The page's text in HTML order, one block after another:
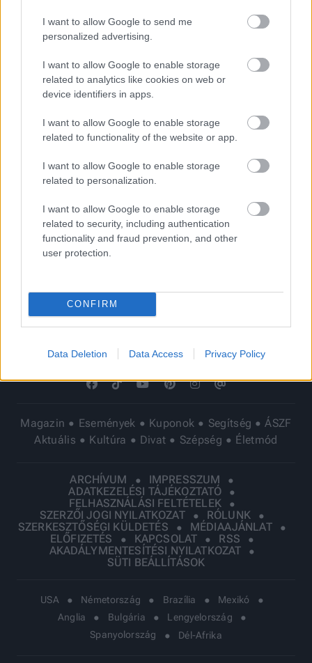
I want to allow Google to send me
personalized advertising.
I want to allow Google to enable storage
related to analytics like cookies on web or
device identifiers in apps.
I want to allow Google to enable storage
related to functionality of the website or app.
I want to allow Google to enable storage
related to personalization.
I want to allow Google to enable storage
related to security, including authentication
functionality and fraud prevention, and other
user protection.
CONFIRM
Data Deletion Data Access Privacy Policy
ÉLETMÓD
Ezt az illatot keresd, ha szeretnéd
Amikor a test mondja ki a nemet: ezek a
kiégés szélére kerültél
ÉLETMÓD
Általános műveltségi kvíz: 8 név, amire
azonnal rá kell vágnod a választ, ha jártál
iskolába
ÉLETMÓD
Ezért nem ajánlott idő előtt ültetni vagy
járatni a babát a szakértő szerint
Magazin Események Kuponok Segítség
ÁSZF
Aktuális
Kultúra Divat Szépség Életmód
ARCHÍVUM
IMPRESSZUM
ADATKEZELÉSI TÁJÉKOZTATÓ
FELHASZNÁLÁSI FELTÉTELEK
SZERZŐI JOGI NYILATKOZAT
RÓLUNK
SZERKESZTŐSÉGI KÜLDETÉS
MÉDIAAJÁNLAT
ELŐFIZETÉS
KAPCSOLAT
RSS
AKADÁLYMENTESÍTÉSI NYILATKOZAT
SÜTI BEÁLLÍTÁSOK
USA Németország Brazília
Mexikó
Anglia
Bulgária
Lengyelország
Spanyolország
Dél-Afrika